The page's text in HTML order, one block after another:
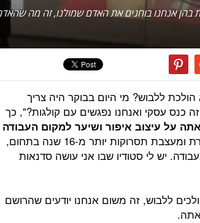
בהן אנחנו בוחנים את האדם שמולנו, זה מה
ללבוש? מי היום בבוקר היה צריך
כנס עסקי ואנחנו נפגשים עם קולגות?", כך
על עיצוב איפור ושיער למקום העבודה
. "אני מאפרת ומעצבת תסרוקות יותר מ-16 שנה בתחום,
יש לי סטודיו שבו אני עושה סדנאות
ללבוש, זה משום אנחנו יודעים שהרושם